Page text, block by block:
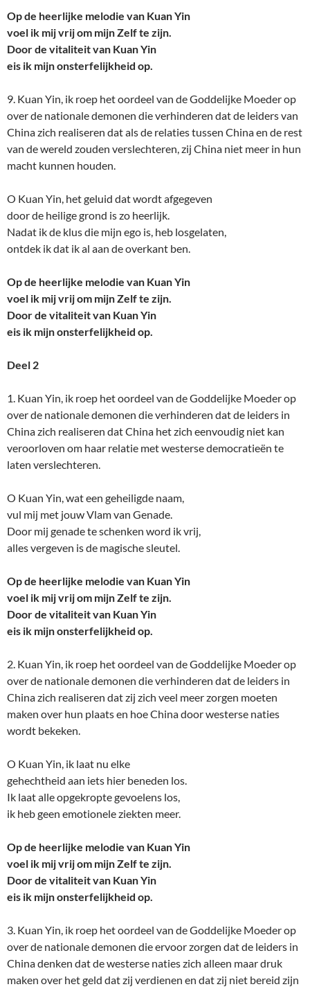
Op de heerlijke melodie van Kuan Yin
voel ik mij vrij om mijn Zelf te zijn.
Door de vitaliteit van Kuan Yin
eis ik mijn onsterfelijkheid op.
9. Kuan Yin, ik roep het oordeel van de Goddelijke Moeder op
over de nationale demonen die verhinderen dat de leiders van
China zich realiseren dat als de relaties tussen China en de rest
van de wereld zouden verslechteren, zij China niet meer in hun
macht kunnen houden.
O Kuan Yin, het geluid dat wordt afgegeven
door de heilige grond is zo heerlijk.
Nadat ik de klus die mijn ego is, heb losgelaten,
ontdek ik dat ik al aan de overkant ben.
Op de heerlijke melodie van Kuan Yin
voel ik mij vrij om mijn Zelf te zijn.
Door de vitaliteit van Kuan Yin
eis ik mijn onsterfelijkheid op.
Deel 2
1. Kuan Yin, ik roep het oordeel van de Goddelijke Moeder op
over de nationale demonen die verhinderen dat de leiders in
China zich realiseren dat China het zich eenvoudig niet kan
veroorloven om haar relatie met westerse democratieën te
laten verslechteren.
O Kuan Yin, wat een geheiligde naam,
vul mij met jouw Vlam van Genade.
Door mij genade te schenken word ik vrij,
alles vergeven is de magische sleutel.
Op de heerlijke melodie van Kuan Yin
voel ik mij vrij om mijn Zelf te zijn.
Door de vitaliteit van Kuan Yin
eis ik mijn onsterfelijkheid op.
2. Kuan Yin, ik roep het oordeel van de Goddelijke Moeder op
over de nationale demonen die verhinderen dat de leiders in
China zich realiseren dat zij zich veel meer zorgen moeten
maken over hun plaats en hoe China door westerse naties
wordt bekeken.
O Kuan Yin, ik laat nu elke
gehechtheid aan iets hier beneden los.
Ik laat alle opgekropte gevoelens los,
ik heb geen emotionele ziekten meer.
Op de heerlijke melodie van Kuan Yin
voel ik mij vrij om mijn Zelf te zijn.
Door de vitaliteit van Kuan Yin
eis ik mijn onsterfelijkheid op.
3. Kuan Yin, ik roep het oordeel van de Goddelijke Moeder op
over de nationale demonen die ervoor zorgen dat de leiders in
China denken dat de westerse naties zich alleen maar druk
maken over het geld dat zij verdienen en dat zij niet bereid zijn